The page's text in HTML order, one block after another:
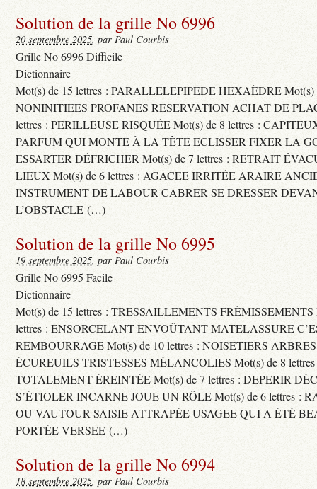
Solution de la grille No 6996
20 septembre 2025, par Paul Courbis
Grille No 6996 Difficile
Dictionnaire
Mot(s) de 15 lettres : PARALLELEPIPEDE HEXAÈDRE Mot(s)
NONINITIEES PROFANES RESERVATION ACHAT DE
lettres : PERILLEUSE RISQUÉE Mot(s) de 8 lettres :
PARFUM QUI MONTE À LA TÊTE ECLISSER FIXER LA
ESSARTER DÉFRICHER Mot(s) de 7 lettres : RETRAIT
LIEUX Mot(s) de 6 lettres : AGACEE IRRITÉE ARAIRE
INSTRUMENT DE LABOUR CABRER SE DRESSER
L’OBSTACLE (…)
Solution de la grille No 6995
19 septembre 2025, par Paul Courbis
Grille No 6995 Facile
Dictionnaire
Mot(s) de 15 lettres : TRESSAILLEMENTS FRÉMISSEMENTS
lettres : ENSORCELANT ENVOÛTANT MATELASSURE
REMBOURRAGE Mot(s) de 10 lettres : NOISETIERS
ÉCUREUILS TRISTESSES MÉLANCOLIES Mot(s) de 8
TOTALEMENT ÉREINTÉE Mot(s) de 7 lettres : DEPERIR
S’ÉTIOLER INCARNE JOUE UN RÔLE Mot(s) de 6 lettres :
OU VAUTOUR SAISIE ATTRAPÉE USAGEE QUI A ÉTÉ
PORTÉE VERSEE (…)
Solution de la grille No 6994
18 septembre 2025, par Paul Courbis